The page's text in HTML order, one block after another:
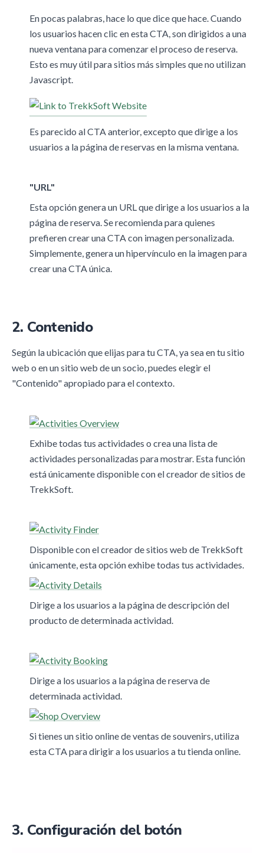
En pocas palabras, hace lo que dice que hace. Cuando
los usuarios hacen clic en esta CTA, son dirigidos a una
nueva ventana para comenzar el proceso de reserva.
Esto es muy útil para sitios más simples que no utilizan
Javascript.
Es parecido al CTA anterior, excepto que dirige a los
usuarios a la página de reservas en la misma ventana.
"URL"
Esta opción genera un URL que dirige a los usuarios a la
página de reserva. Se recomienda para quienes
prefieren crear una CTA con imagen personalizada.
Simplemente, genera un hipervínculo en la imagen para
crear una CTA única.
2. Contenido
Según la ubicación que elijas para tu CTA, ya sea en tu sitio
web o en un sitio web de un socio, puedes elegir el
"Contenido" apropiado para el contexto.
Exhibe todas tus actividades o crea una lista de
actividades personalizadas para mostrar. Esta función
está únicamente disponible con el creador de sitios de
TrekkSoft.
Disponible con el creador de sitios web de TrekkSoft
únicamente, esta opción exhibe todas tus actividades.
Dirige a los usuarios a la página de descripción del
producto de determinada actividad.
Dirige a los usuarios a la página de reserva de
determinada actividad.
Si tienes un sitio online de ventas de souvenirs, utiliza
esta CTA para dirigir a los usuarios a tu tienda online.
3. Configuración del botón